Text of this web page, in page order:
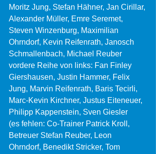
Moritz Jung, Stefan Hähner, Jan Cirillar,
Alexander Müller, Emre Seremet,
Steven Winzenburg, Maximilian
Ohrndorf, Kevin Reifenrath, Janosch
Schmallenbach, Michael Reuber
vordere Reihe von links: Fan Finley
Giershausen, Justin Hammer, Felix
Jung, Marvin Reifenrath, Baris Tecirli,
Marc-Kevin Kirchner, Justus Eiteneuer,
Philipp Kappenstein, Sven Giesler
(es fehlen: Co-Trainer Patrick Kroll,
Betreuer Stefan Reuber, Leon
Ohrndorf, Benedikt Stricker, Tom